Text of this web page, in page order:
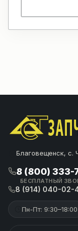
Благовещенск, с.
8 (800) 333-
БЕСПЛАТНЫЙ
8 (914) 040-02-
Пн-Пт: 9:30–18:00